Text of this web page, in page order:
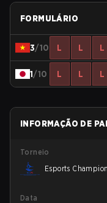
FORMULÁRIO
3/10 L L L
1/10 L L L
INFORMAÇÃO DE
Torneio
Esports
Data